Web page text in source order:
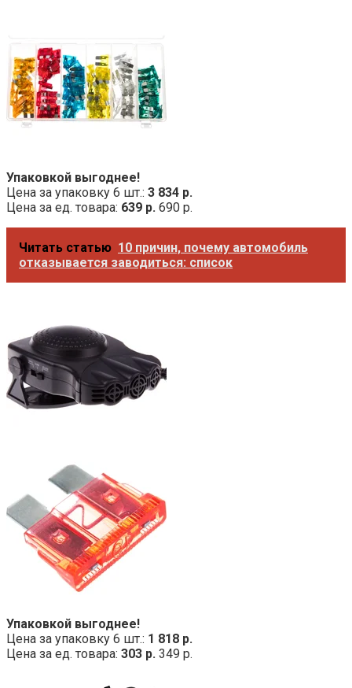
Упаковкой выгоднее!
Цена за упаковку 6 шт.: 3 834 р.
Цена за ед. товара: 639 р. 690 р.
Читать статью 10 причин, почему автомобиль
отказывается заводиться: список
Упаковкой выгоднее!
Цена за упаковку 6 шт.: 1 818 р.
Цена за ед. товара: 303 р. 349 р.